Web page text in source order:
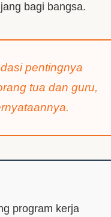
bagi bangsa.
pentingnya
tua dan guru,
program kerja